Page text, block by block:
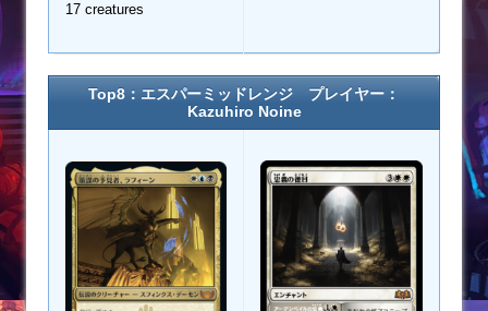
17 creatures
Top8：エスパーミッドレンジ プレイヤー：
Kazuhiro Noine